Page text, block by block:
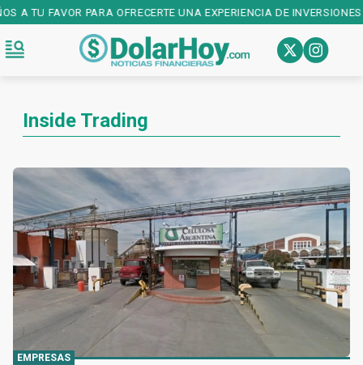
TU FAVOR PARA OFRECERTE UNA EXPERIENCIA DE
Inside Trading
EMPRESAS